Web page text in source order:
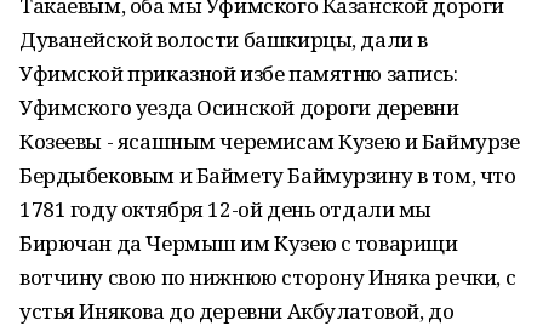
Дуванейской волости башкирцы, дали в
Уфимской приказной избе памятню запись:
Уфимского уезда Осинской дороги деревни
Козеевы - ясашным черемисам Кузею и Баймурзе
Бердыбековым и Баймету Баймурзину в том, что
1781 году октября 12-ой день отдали мы
Бирючан да Чермыш им Кузею с товарищи
вотчину свою по нижнюю сторону Иняка речки, с
устья Инякова до деревни Акбулатовой, до